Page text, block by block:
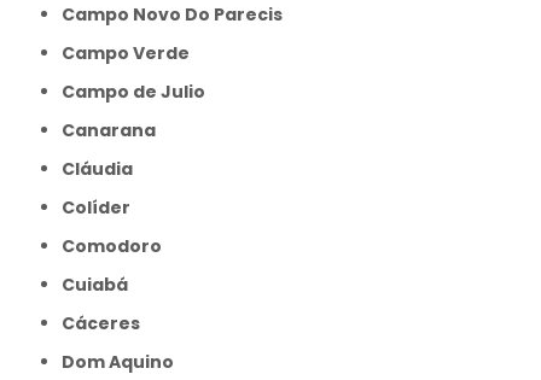
Campo Novo Do Parecis
Campo Verde
Campo de Julio
Canarana
Cláudia
Colíder
Comodoro
Cuiabá
Cáceres
Dom Aquino